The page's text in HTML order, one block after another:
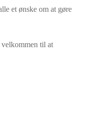
et ønske om at gøre
til at